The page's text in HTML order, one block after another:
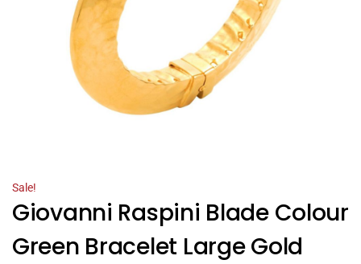
Sale!
Giovanni Raspini Blade Colour
Green Bracelet Large Gold